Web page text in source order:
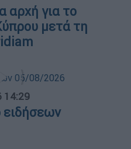
αρχή για το
μετά τη
14:29
ειδήσεων